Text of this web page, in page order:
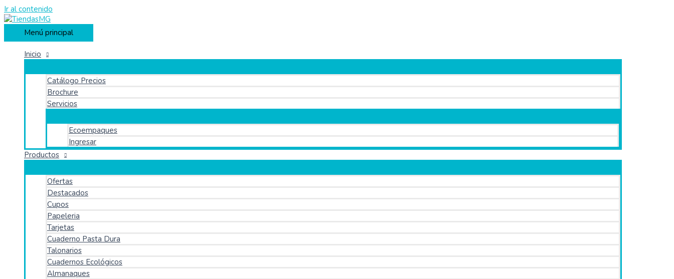
Ir al contenido
Menú principal
Inicio
Catálogo Precios
Brochure
Servicios
Ecoempaques
Ingresar
Productos
Ofertas
Destacados
Cupos
Papeleria
Tarjetas
Cuaderno Pasta Dura
Talonarios
Cuadernos Ecológicos
Almanaques